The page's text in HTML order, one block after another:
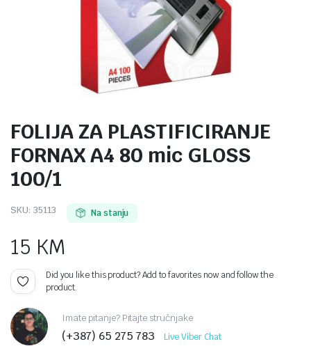
FOLIJA ZA PLASTIFICIRANJE
FORNAX A4 80 mic GLOSS
100/1
SKU: 35113 Na stanju
15 KM
Did you like this product? Add to favorites now and follow the
product.
Imate pitanje? Pitajte stručnjake
(+387) 65 275 783 Live Viber Chat